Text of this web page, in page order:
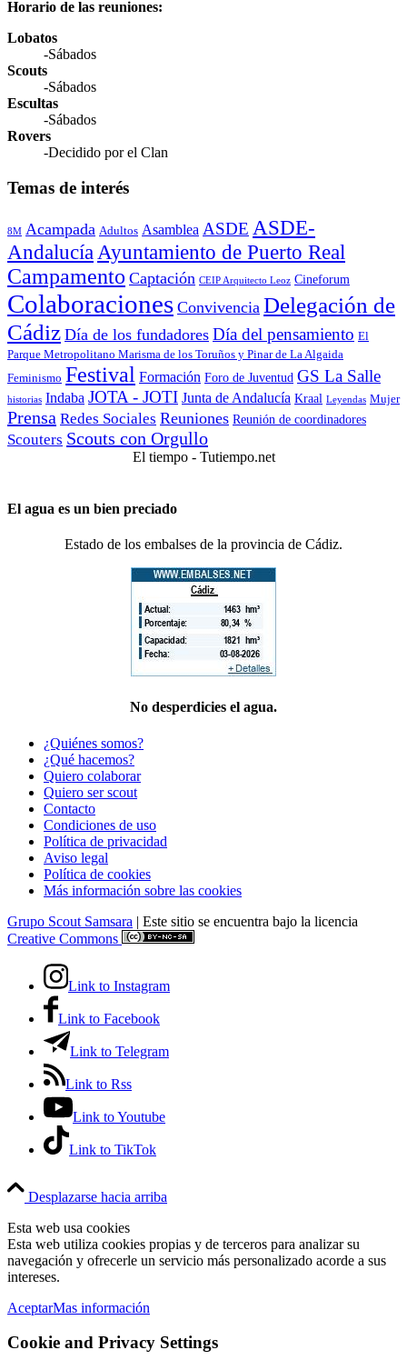
Horario de las reuniones:
Lobatos
-Sábados
Scouts
-Sábados
Escultas
-Sábados
Rovers
-Decidido por el Clan
Temas de interés
8M Acampada Adultos Asamblea ASDE ASDE-
Andalucía Ayuntamiento de Puerto Real
Campamento Captación CEIP Arquitecto Leoz Cineforum
Colaboraciones Convivencia Delegación de
Cádiz Día de los fundadores Día del pensamiento El
Parque Metropolitano Marisma de los Toruños y Pinar de La Algaida
Feminismo Festival Formación Foro de Juventud GS La Salle
historias Indaba JOTA - JOTI Junta de Andalucía Kraal Leyendas Mujer
Prensa Redes Sociales Reuniones Reunión de coordinadores
Scouters Scouts con Orgullo
El tiempo - Tutiempo.net
El agua es un bien preciado
Estado de los embalses de la provincia de Cádiz.
No desperdicies el agua.
¿Quiénes somos?
¿Qué hacemos?
Quiero colaborar
Quiero ser scout
Contacto
Condiciones de uso
Política de privacidad
Aviso legal
Política de cookies
Más información sobre las cookies
Grupo Scout Samsara | Este sitio se encuentra bajo la licencia
Creative Commons
Link to Instagram
Link to Facebook
Link to Telegram
Link to Rss
Link to Youtube
Link to TikTok
Desplazarse hacia arriba
Esta web usa cookies
Esta web utiliza cookies propias y de terceros para analizar su
navegación y ofrecerle un servicio más personalizado acorde a sus
intereses.
AceptarMas información
Cookie and Privacy Settings